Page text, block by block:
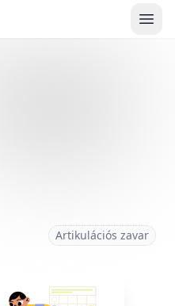
tartalmak biztosítására.
vonatkozóan.
Artikulációs zavar